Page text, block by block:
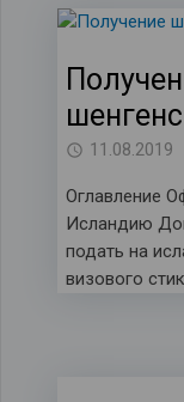
11.08.2019
Оглавление
Исландию
подать на
визового